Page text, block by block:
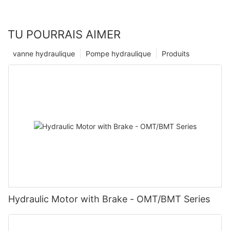
TU POURRAIS AIMER
Produits
Pompe hydraulique
vanne hydraulique
Hydraulic Motor with Brake - OMT/BMT Series